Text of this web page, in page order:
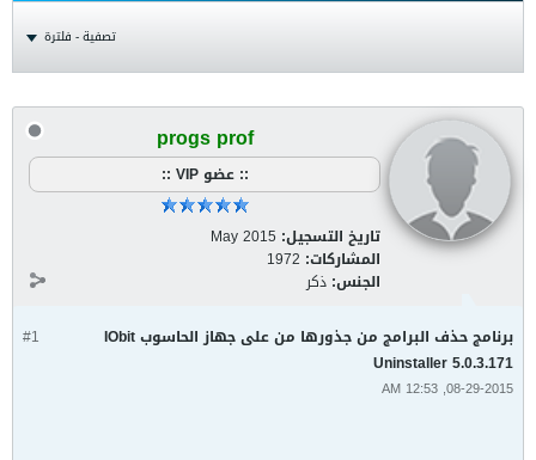
تصفية - فلترة
progs prof
:: عضو VIP ::
تاريخ التسجيل: May 2015
المشاركات: 1972
الجنس: ذكر
#1
برنامج حذف البرامج من جذورها من على جهاز الحاسوب IObit
Uninstaller 5.0.3.171
08-29-2015, 12:53 AM